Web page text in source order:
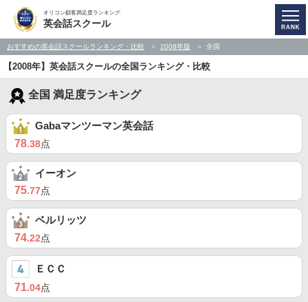
オリコン顧客満足度ランキング
英会話スクール
おすすめの英会話スクールランキング・比較 2008年版 全国
【2008年】英会話スクールの全国ランキング・比較
全国 満足度ランキング
Gabaマンツーマン英会話
78.38点
イーオン
75.77点
ベルリッツ
74.22点
ＥＣＣ
71.04点